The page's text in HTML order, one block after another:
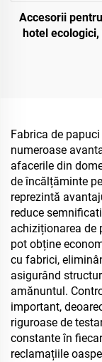
Accesorii
hotel ecologici,
Fabrica de
numeroase
afacerile din
de încălțăminte
reprezintă
reduce
achiziționarea de
pot obține
cu fabrici,
asigurând
amănuntul.
important,
riguroase de
constante în
reclamațiile